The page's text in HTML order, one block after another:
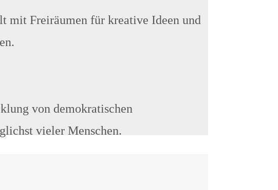
mit Freiräumen für kreative Ideen und
von demokratischen
vieler Menschen.